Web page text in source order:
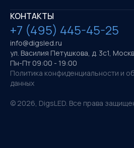
КОНТАКТЫ
+7 (495) 445-45-25
info@digsled.ru
ул. Василия Петушкова, д. 3с1,
Пн-Пт 09:00 - 19:00
Политика конфиденциальности и
данных
© 2026, DigsLED. Все права